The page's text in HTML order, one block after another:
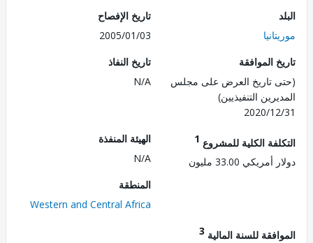
تاريخ الإفصاح
2005/01/03
الموافقة
تاريخ العرض على مجلس
التنفيذيين)
2020/
تاريخ النفاذ
N/A
الكلية للمشروع1
33.00 مليون
الهيئة المنفذة
Western and Central Africa
للسنة المالية3